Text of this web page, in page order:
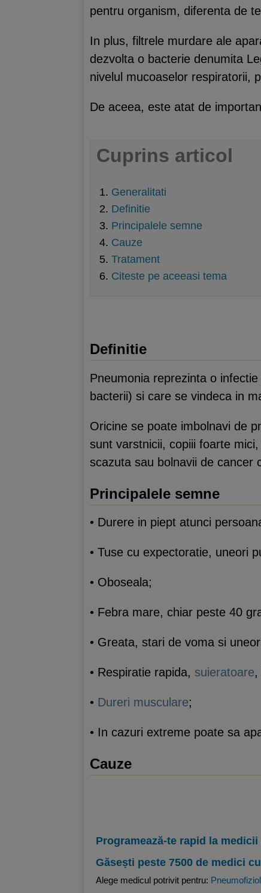
pentru organism, diferenta de
In plus, filtrele murdare ale
dezvolta o bacterie denumita
nivelul mucoaselor respiratorii,
De aceea, este atat de
Cuprins articol
Generalitati
Definitie
Principalele semne
Cauze
Tratament
Citeste pe aceeasi tema
Definitie
Pneumonia reprezinta o
bacterii) si care se vindeca in
Oricine se poate imbolnavi de
sunt varstnicii, copiii foarte
scazuta sau bolnavii de cancer
Principalele semne
• Durere in piept atunci
• Tuse cu expectoratie, uneori
• Oboseala;
• Febra mare, chiar peste 40
• Greata, stari de voma si
• Respiratie rapida, suieratoare,
• Dureri musculare;
• In cazuri extreme poate sa
Cauze
Programează-te rapid la
Găsești peste 7500 de medici
Alege medicul potrivit pentru: